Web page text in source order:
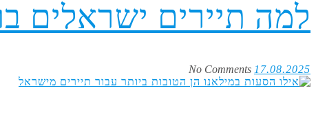
למה תיירים ישראלים
17.08.2025
No Comments